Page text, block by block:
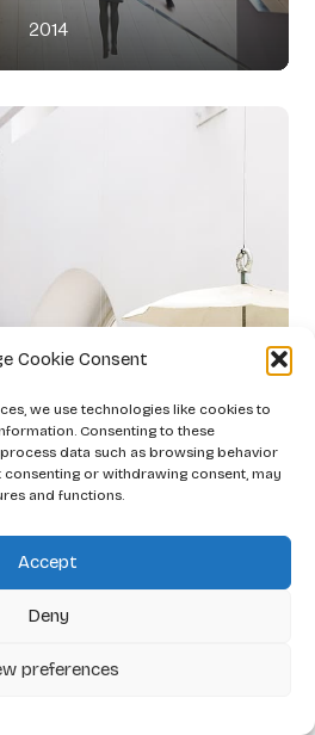
Cookie Consent
we use technologies like cookies to
Consenting to these
data such as browsing behavior
consenting or withdrawing consent, may
and functions.
Accept
Deny
preferences
2014
nejistota